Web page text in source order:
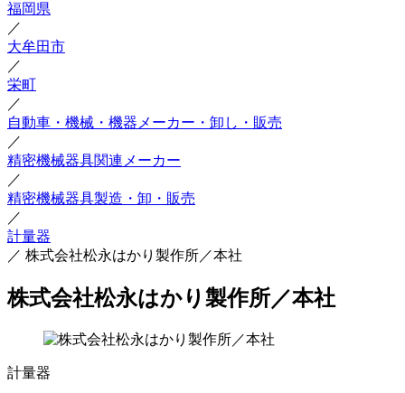
福岡県
／
大牟田市
／
栄町
／
自動車・機械・機器メーカー・卸し・販売
／
精密機械器具関連メーカー
／
精密機械器具製造・卸・販売
／
計量器
／ 株式会社松永はかり製作所／本社
株式会社松永はかり製作所／本社
計量器